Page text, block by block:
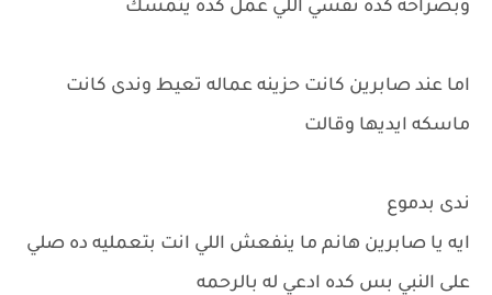
وبصراحه كده نفسي اللي عمل كده يتمسك
اما عند صابرين كانت حزينه عماله تعيط وندى كانت
ماسكه ايديها وقالت
ندى بدموع
ايه يا صابرين هانم ما ينفعش اللي انت بتعمليه ده صلي
على النبي بس كده ادعي له بالرحمه